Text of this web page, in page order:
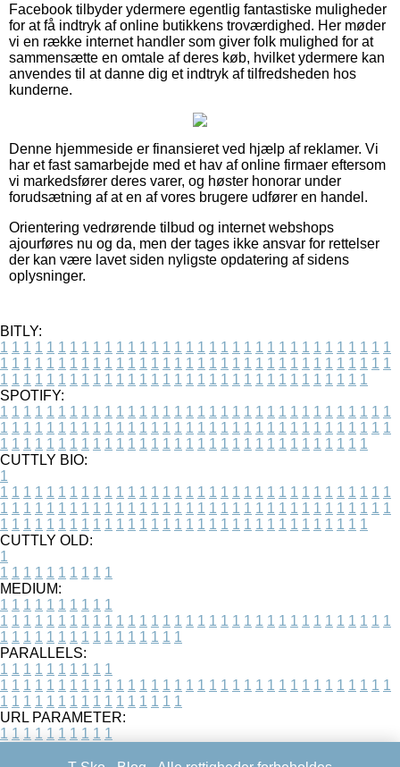
Facebook tilbyder ydermere egentlig fantastiske muligheder
for at få indtryk af online butikkens troværdighed. Her møder
vi en række internet handler som giver folk mulighed for at
sammensætte en omtale af deres køb, hvilket ydermere kan
anvendes til at danne dig et indtryk af tilfredsheden hos
kunderne.
Denne hjemmeside er finansieret ved hjælp af reklamer. Vi
har et fast samarbejde med et hav af online firmaer eftersom
vi markedsfører deres varer, og høster honorar under
forudsætning af at en af vores brugere udfører en handel.
Orientering vedrørende tilbud og internet webshops
ajourføres nu og da, men der tages ikke ansvar for rettelser
der kan være lavet siden nyligste opdatering af sidens
oplysninger.
BITLY:
1 1 1 1 1 1 1 1 1 1 1 1 1 1 1 1 1 1 1 1 1 1 1 1 1 1 1 1 1 1 1 1 1 1
1 1 1 1 1 1 1 1 1 1 1 1 1 1 1 1 1 1 1 1 1 1 1 1 1 1 1 1 1 1 1 1 1 1
1 1 1 1 1 1 1 1 1 1 1 1 1 1 1 1 1 1 1 1 1 1 1 1 1 1 1 1 1 1 1 1
SPOTIFY:
1 1 1 1 1 1 1 1 1 1 1 1 1 1 1 1 1 1 1 1 1 1 1 1 1 1 1 1 1 1 1 1 1 1
1 1 1 1 1 1 1 1 1 1 1 1 1 1 1 1 1 1 1 1 1 1 1 1 1 1 1 1 1 1 1 1 1 1
1 1 1 1 1 1 1 1 1 1 1 1 1 1 1 1 1 1 1 1 1 1 1 1 1 1 1 1 1 1 1 1
CUTTLY BIO:
1
1 1 1 1 1 1 1 1 1 1 1 1 1 1 1 1 1 1 1 1 1 1 1 1 1 1 1 1 1 1 1 1 1 1
1 1 1 1 1 1 1 1 1 1 1 1 1 1 1 1 1 1 1 1 1 1 1 1 1 1 1 1 1 1 1 1 1 1
1 1 1 1 1 1 1 1 1 1 1 1 1 1 1 1 1 1 1 1 1 1 1 1 1 1 1 1 1 1 1 1
CUTTLY OLD:
1
1 1 1 1 1 1 1 1 1 1
MEDIUM:
1 1 1 1 1 1 1 1 1 1
1 1 1 1 1 1 1 1 1 1 1 1 1 1 1 1 1 1 1 1 1 1 1 1 1 1 1 1 1 1 1 1 1 1
1 1 1 1 1 1 1 1 1 1 1 1 1 1 1 1
PARALLELS:
1 1 1 1 1 1 1 1 1 1
1 1 1 1 1 1 1 1 1 1 1 1 1 1 1 1 1 1 1 1 1 1 1 1 1 1 1 1 1 1 1 1 1 1
1 1 1 1 1 1 1 1 1 1 1 1 1 1 1 1
URL PARAMETER:
1 1 1 1 1 1 1 1 1 1